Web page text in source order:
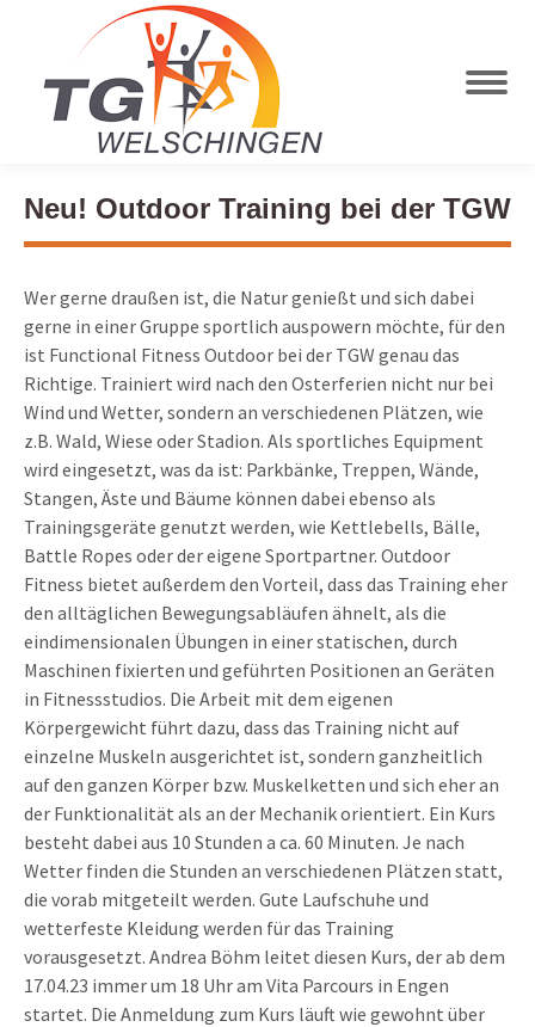
Neu! Outdoor Training bei der TGW
Wer gerne draußen ist, die Natur genießt und sich dabei
gerne in einer Gruppe sportlich auspowern möchte, für den
ist Functional Fitness Outdoor bei der TGW genau das
Richtige. Trainiert wird nach den Osterferien nicht nur bei
Wind und Wetter, sondern an verschiedenen Plätzen, wie
z.B. Wald, Wiese oder Stadion. Als sportliches Equipment
wird eingesetzt, was da ist: Parkbänke, Treppen, Wände,
Stangen, Äste und Bäume können dabei ebenso als
Trainingsgeräte genutzt werden, wie Kettlebells, Bälle,
Battle Ropes oder der eigene Sportpartner. Outdoor
Fitness bietet außerdem den Vorteil, dass das Training eher
den alltäglichen Bewegungsabläufen ähnelt, als die
eindimensionalen Übungen in einer statischen, durch
Maschinen fixierten und geführten Positionen an Geräten
in Fitnessstudios. Die Arbeit mit dem eigenen
Körpergewicht führt dazu, dass das Training nicht auf
einzelne Muskeln ausgerichtet ist, sondern ganzheitlich
auf den ganzen Körper bzw. Muskelketten und sich eher an
der Funktionalität als an der Mechanik orientiert. Ein Kurs
besteht dabei aus 10 Stunden a ca. 60 Minuten. Je nach
Wetter finden die Stunden an verschiedenen Plätzen statt,
die vorab mitgeteilt werden. Gute Laufschuhe und
wetterfeste Kleidung werden für das Training
vorausgesetzt. Andrea Böhm leitet diesen Kurs, der ab dem
17.04.23 immer um 18 Uhr am Vita Parcours in Engen
startet. Die Anmeldung zum Kurs läuft wie gewohnt über